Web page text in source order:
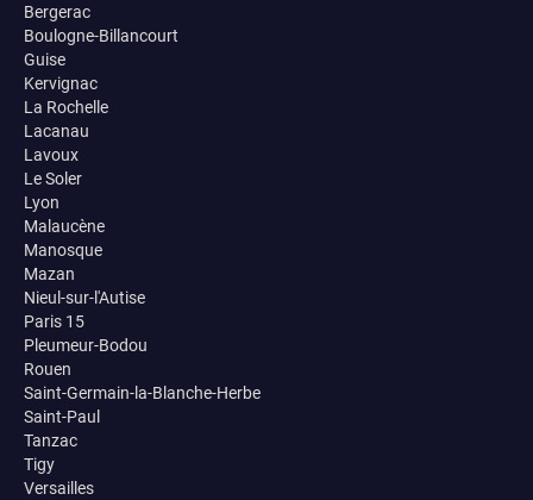
Bergerac
Boulogne-Billancourt
Guise
Kervignac
La Rochelle
Lacanau
Lavoux
Le Soler
Lyon
Malaucène
Manosque
Mazan
Nieul-sur-l'Autise
Paris 15
Pleumeur-Bodou
Rouen
Saint-Germain-la-Blanche-Herbe
Saint-Paul
Tanzac
Tigy
Versailles